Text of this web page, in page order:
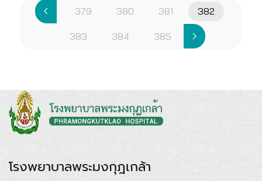
379 380 381 382
383 384 385
โรงพยาบาลพระมงกุฎเกล้า